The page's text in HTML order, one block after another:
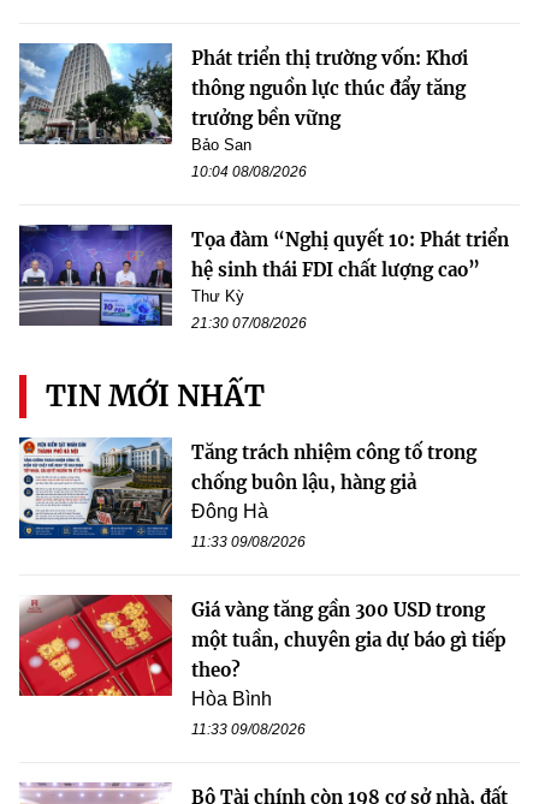
Phát triển thị trường vốn: Khơi
thông nguồn lực thúc đẩy tăng
trưởng bền vững
Bảo San
10:04 08/08/2026
Tọa đàm “Nghị quyết 10: Phát triển
hệ sinh thái FDI chất lượng cao”
Thư Kỳ
21:30 07/08/2026
TIN MỚI NHẤT
Tăng trách nhiệm công tố trong
chống buôn lậu, hàng giả
Đông Hà
11:33 09/08/2026
Giá vàng tăng gần 300 USD trong
một tuần, chuyên gia dự báo gì tiếp
theo?
Hòa Bình
11:33 09/08/2026
Bộ Tài chính còn 198 cơ sở nhà, đất